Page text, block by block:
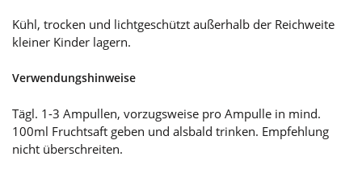
Kühl, trocken und lichtgeschützt außerhalb der Reichweite
kleiner Kinder lagern.
Verwendungshinweise
Tägl. 1-3 Ampullen, vorzugsweise pro Ampulle in mind.
100ml Fruchtsaft geben und alsbald trinken. Empfehlung
nicht überschreiten.